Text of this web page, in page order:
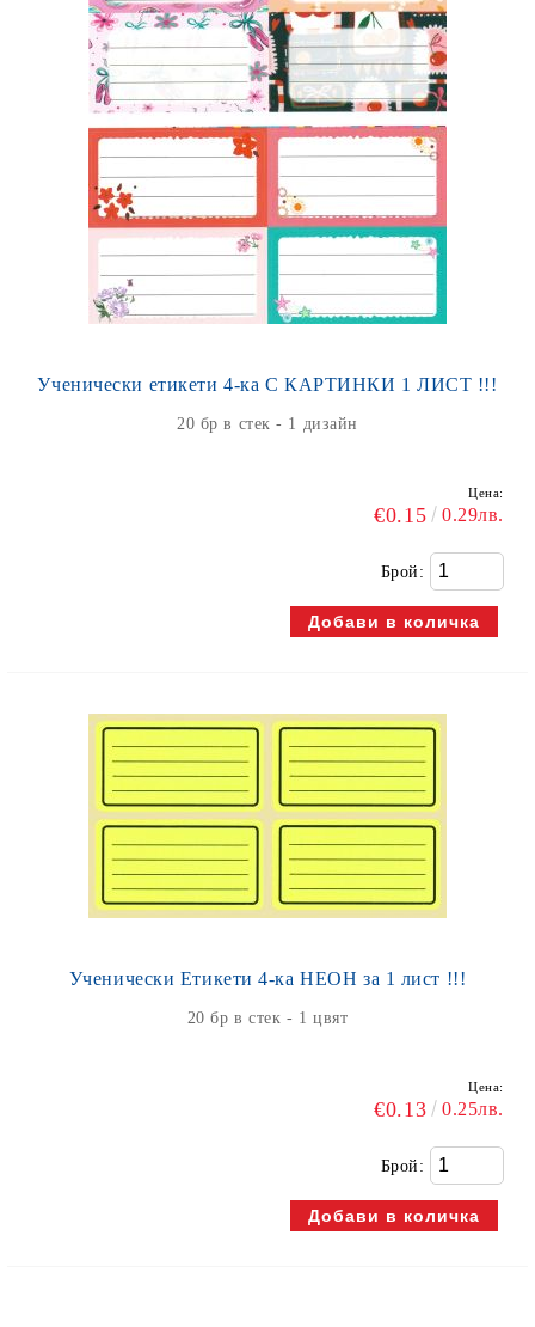
Ученически етикети 4-ка С КАРТИНКИ 1 ЛИСТ !!!
20 бр в стек - 1 дизайн
Цена:
€0.15 0.29лв.
Брой:
Ученически Етикети 4-ка НЕОН за 1 лист !!!
20 бр в стек - 1 цвят
Цена:
€0.13 0.25лв.
Брой: